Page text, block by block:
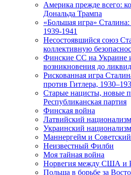
Америка прежде всего:
Дональда Трампа
«Большая игра»
1939-1941
Несостоявшийся союз
коллективную
Финские СС на Украине
возникновения до
Рискованная игра
против Гитлера,
Старые нацисты, новые
Республиканская партия
Финская война
Латвийский
Украинский
Маннергейм и
Неизвестный Филби
Моя тайная война
Норвегия между США и
Польша в борьбе за